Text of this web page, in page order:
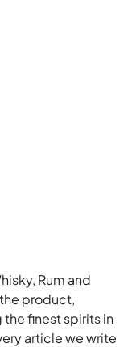
Rum and
product,
finest spirits in
article we write